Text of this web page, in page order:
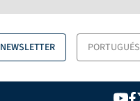
NEWSLETTER PORTUGUÉS